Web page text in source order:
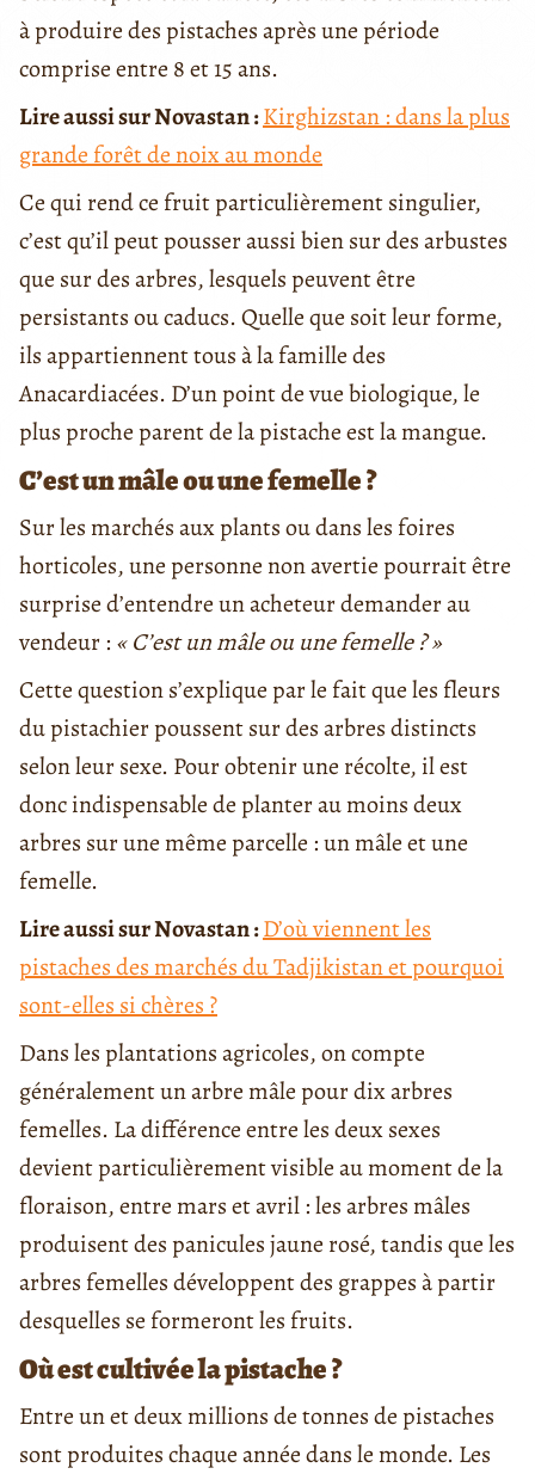
à produire des pistaches après une période
comprise entre 8 et 15 ans.
Lire aussi sur Novastan :Kirghizstan : dans la plus
grande forêt de noix au monde
Ce qui rend ce fruit particulièrement singulier,
c’est qu’il peut pousser aussi bien sur des arbustes
que sur des arbres, lesquels peuvent être
persistants ou caducs. Quelle que soit leur forme,
ils appartiennent tous à la famille des
Anacardiacées. D’un point de vue biologique, le
plus proche parent de la pistache est la mangue.
C’est un mâle ou une femelle ?
Sur les marchés aux plants ou dans les foires
horticoles, une personne non avertie pourrait être
surprise d’entendre un acheteur demander au
vendeur : « C’est un mâle ou une femelle ? »
Cette question s’explique par le fait que les fleurs
du pistachier poussent sur des arbres distincts
selon leur sexe. Pour obtenir une récolte, il est
donc indispensable de planter au moins deux
arbres sur une même parcelle : un mâle et une
femelle.
Lire aussi sur Novastan :D’où viennent les
pistaches des marchés du Tadjikistan et pourquoi
sont-elles si chères ?
Dans les plantations agricoles, on compte
généralement un arbre mâle pour dix arbres
femelles. La différence entre les deux sexes
devient particulièrement visible au moment de la
floraison, entre mars et avril : les arbres mâles
produisent des panicules jaune rosé, tandis que les
arbres femelles développent des grappes à partir
desquelles se formeront les fruits.
Où est cultivée la pistache ?
Entre un et deux millions de tonnes de pistaches
sont produites chaque année dans le monde. Les